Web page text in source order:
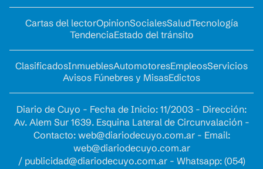
Cartas del lectorOpinionSocialesSaludTecnología
TendenciaEstado del tránsito
ClasificadosInmueblesAutomotoresEmpleosServicios
Avisos Fúnebres y MisasEdictos
Diario de Cuyo - Fecha de Inicio: 11/2003 - Dirección:
Av. Alem Sur 1639. Esquina Lateral de Circunvalación -
Contacto: web@diariodecuyo.com.ar- Email:
web@diariodecuyo.com.ar
/ publicidad@diariodecuyo.com.ar- Whatsapp: (054)